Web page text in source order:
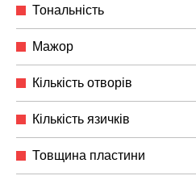
Тональність
Мажор
Кількість отворів
Кількість язичків
Товщина пластини